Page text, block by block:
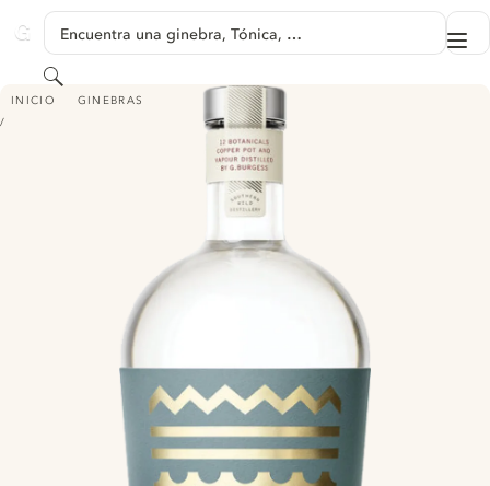
GINVENTORY
Encuentra una ginebra, Tónica, …
Buscar
INICIO GINEBRAS
DASHER + FISHER OCEAN GIN